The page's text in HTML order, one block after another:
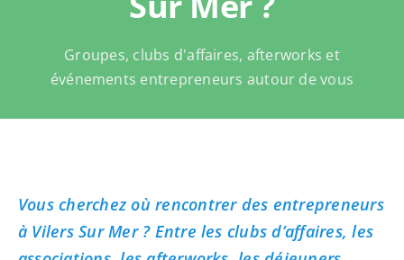
Groupes, clubs d'affaires, afterworks et
événements entrepreneurs autour de vous
Vous cherchez où rencontrer des entrepreneurs
à Vilers Sur Mer ? Entre les clubs d’affaires, les